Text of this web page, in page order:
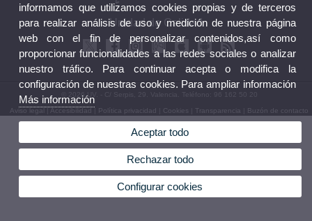
Unidad de Calidad
© 2026 UV. - C/ Serpis, 29. Valencia. Teléfono: 96 162 50 20
Aviso legal |Accesibilidad Política privacidad Cookies Transparencia Buzón de contacto
informamos que utilizamos cookies propias y de terceros
para realizar análisis de uso y medición de nuestra página
web con el fin de personalizar contenidos,así como
proporcionar funcionalidades a las redes sociales o analizar
nuestro tráfico. Para continuar acepta o modifica la
configuración de nuestras cookies. Para ampliar información
Más información
Aceptar todo
Rechazar todo
Configurar cookies